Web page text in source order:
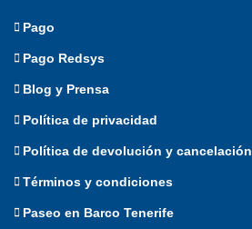
Pago
Pago Redsys
Blog y Prensa
Política de privacidad
Política de devolución y cancelación
Términos y condiciones
Paseo en Barco Tenerife